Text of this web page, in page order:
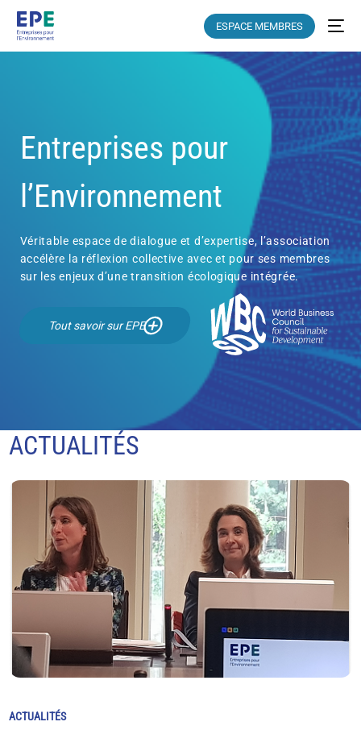
ESPACE MEMBRES
Entreprises pour
l’Environnement
Véritable espace de dialogue et d’expertise, l’association
accélère la réflexion collective avec et pour ses membres
sur les enjeux d’une transition écologique intégrée.
Tout savoir sur EPE
ACTUALITÉS
ACTUALITÉS